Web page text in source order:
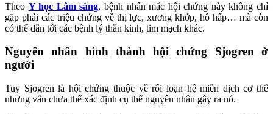
Theo Y học Lâm sàng, bệnh nhân mắc hội chứng này không chỉ
gặp phải các triệu chứng về thị lực, xương khớp, hô hấp… mà còn
có thể dẫn tới các bệnh lý thần kinh, tim mạch khác.
Nguyên nhân hình thành hội chứng Sjogren ở
người
Tuy Sjogren là hội chứng thuộc về rối loạn hệ miễn dịch cơ thể
nhưng vẫn chưa thể xác định cụ thể nguyên nhân gây ra nó.